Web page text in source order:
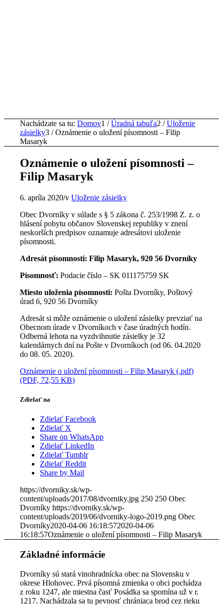
Nachádzate sa tu: Domov1 / Úradná tabuľa2 / Uloženie
zásielky3 / Oznámenie o uložení písomnosti – Filip
Masaryk
Oznámenie o uložení písomnosti –
Filip Masaryk
6. apríla 2020/vUloženie zásielky
Obec Dvorníky v súlade s § 5 zákona č. 253/1998 Z. z. o
hlásení pobytu občanov Slovenskej republiky v znení
neskorších predpisov oznamuje adresátovi uloženie
písomnosti.
Adresát písomnosti: Filip Masaryk, 920 56 Dvorníky
Písomnosť: Podacie číslo – SK 011175759 SK
Miesto uloženia písomnosti: Pošta Dvorníky, Poštový
úrad 6, 920 56 Dvorníky
Adresát si môže oznámenie o uložení zásielky prevziať na
Obecnom úrade v Dvorníkoch v čase úradných hodín.
Odberná lehota na vyzdvihnutie zásielky je 32
kalendárnych dní na Pošte v Dvorníkoch (od 06. 04.2020
do 08. 05. 2020).
Oznámenie o uložení písomnosti – Filip Masaryk (.pdf)
(PDF, 72,55 KB)
Zdielať na
Zdielať Facebook
Zdielať X
Share on WhatsApp
Zdielať LinkedIn
Zdielať Tumblr
Zdielať Reddit
Share by Mail
https://dvorniky.sk/wp-
content/uploads/2017/08/dvorniky.jpg 250 250 Obec
Dvorníky https://dvorniky.sk/wp-
content/uploads/2019/06/dvorniky-logo-2019.png Obec
Dvorníky2020-04-06 16:18:572020-04-06
16:18:57Oznámenie o uložení písomnosti – Filip Masaryk
Základné informácie
Dvorníky sú stará vinohradnícka obec na Slovensku v
okrese Hlohovec. Prvá písomná zmienka o obci pochádza
z roku 1247, ale miestna časť Posádka sa spomína už v r.
1217. Nachádzala sa tu pevnosť chrániaca brod cez rieku